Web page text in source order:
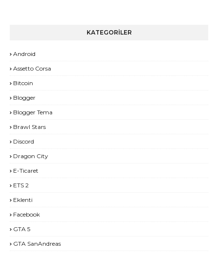
KATEGORİLER
Android
Assetto Corsa
Bitcoin
Blogger
Blogger Tema
Brawl Stars
Discord
Dragon City
E-Ticaret
ETS 2
Eklenti
Facebook
GTA 5
GTA SanAndreas